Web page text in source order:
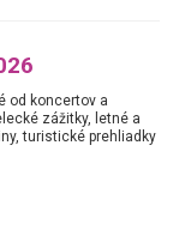
od koncertov a
zážitky, letné a
turistické prehliadky